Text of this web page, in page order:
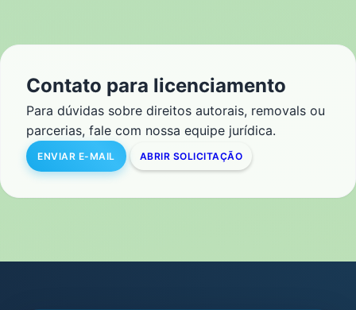
Contato para licenciamento
Para dúvidas sobre direitos autorais, removals ou
parcerias, fale com nossa equipe jurídica.
ENVIAR E-MAIL ABRIR SOLICITAÇÃO